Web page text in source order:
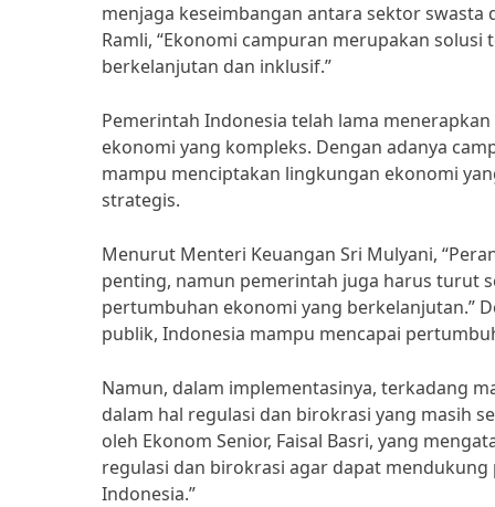
menjaga keseimbangan antara sektor swasta
Ramli, “Ekonomi campuran merupakan
berkelanjutan dan inklusif.”
Pemerintah Indonesia telah lama
ekonomi yang kompleks. Dengan adanya
mampu menciptakan lingkungan ekonomi
strategis.
Menurut Menteri Keuangan Sri Mulyani,
penting, namun pemerintah juga harus turut
pertumbuhan ekonomi yang berkelanjutan.”
publik, Indonesia mampu mencapai
Namun, dalam implementasinya, terkadang
dalam hal regulasi dan birokrasi yang masih
oleh Ekonom Senior, Faisal Basri, yang
regulasi dan birokrasi agar dapat
Indonesia.”